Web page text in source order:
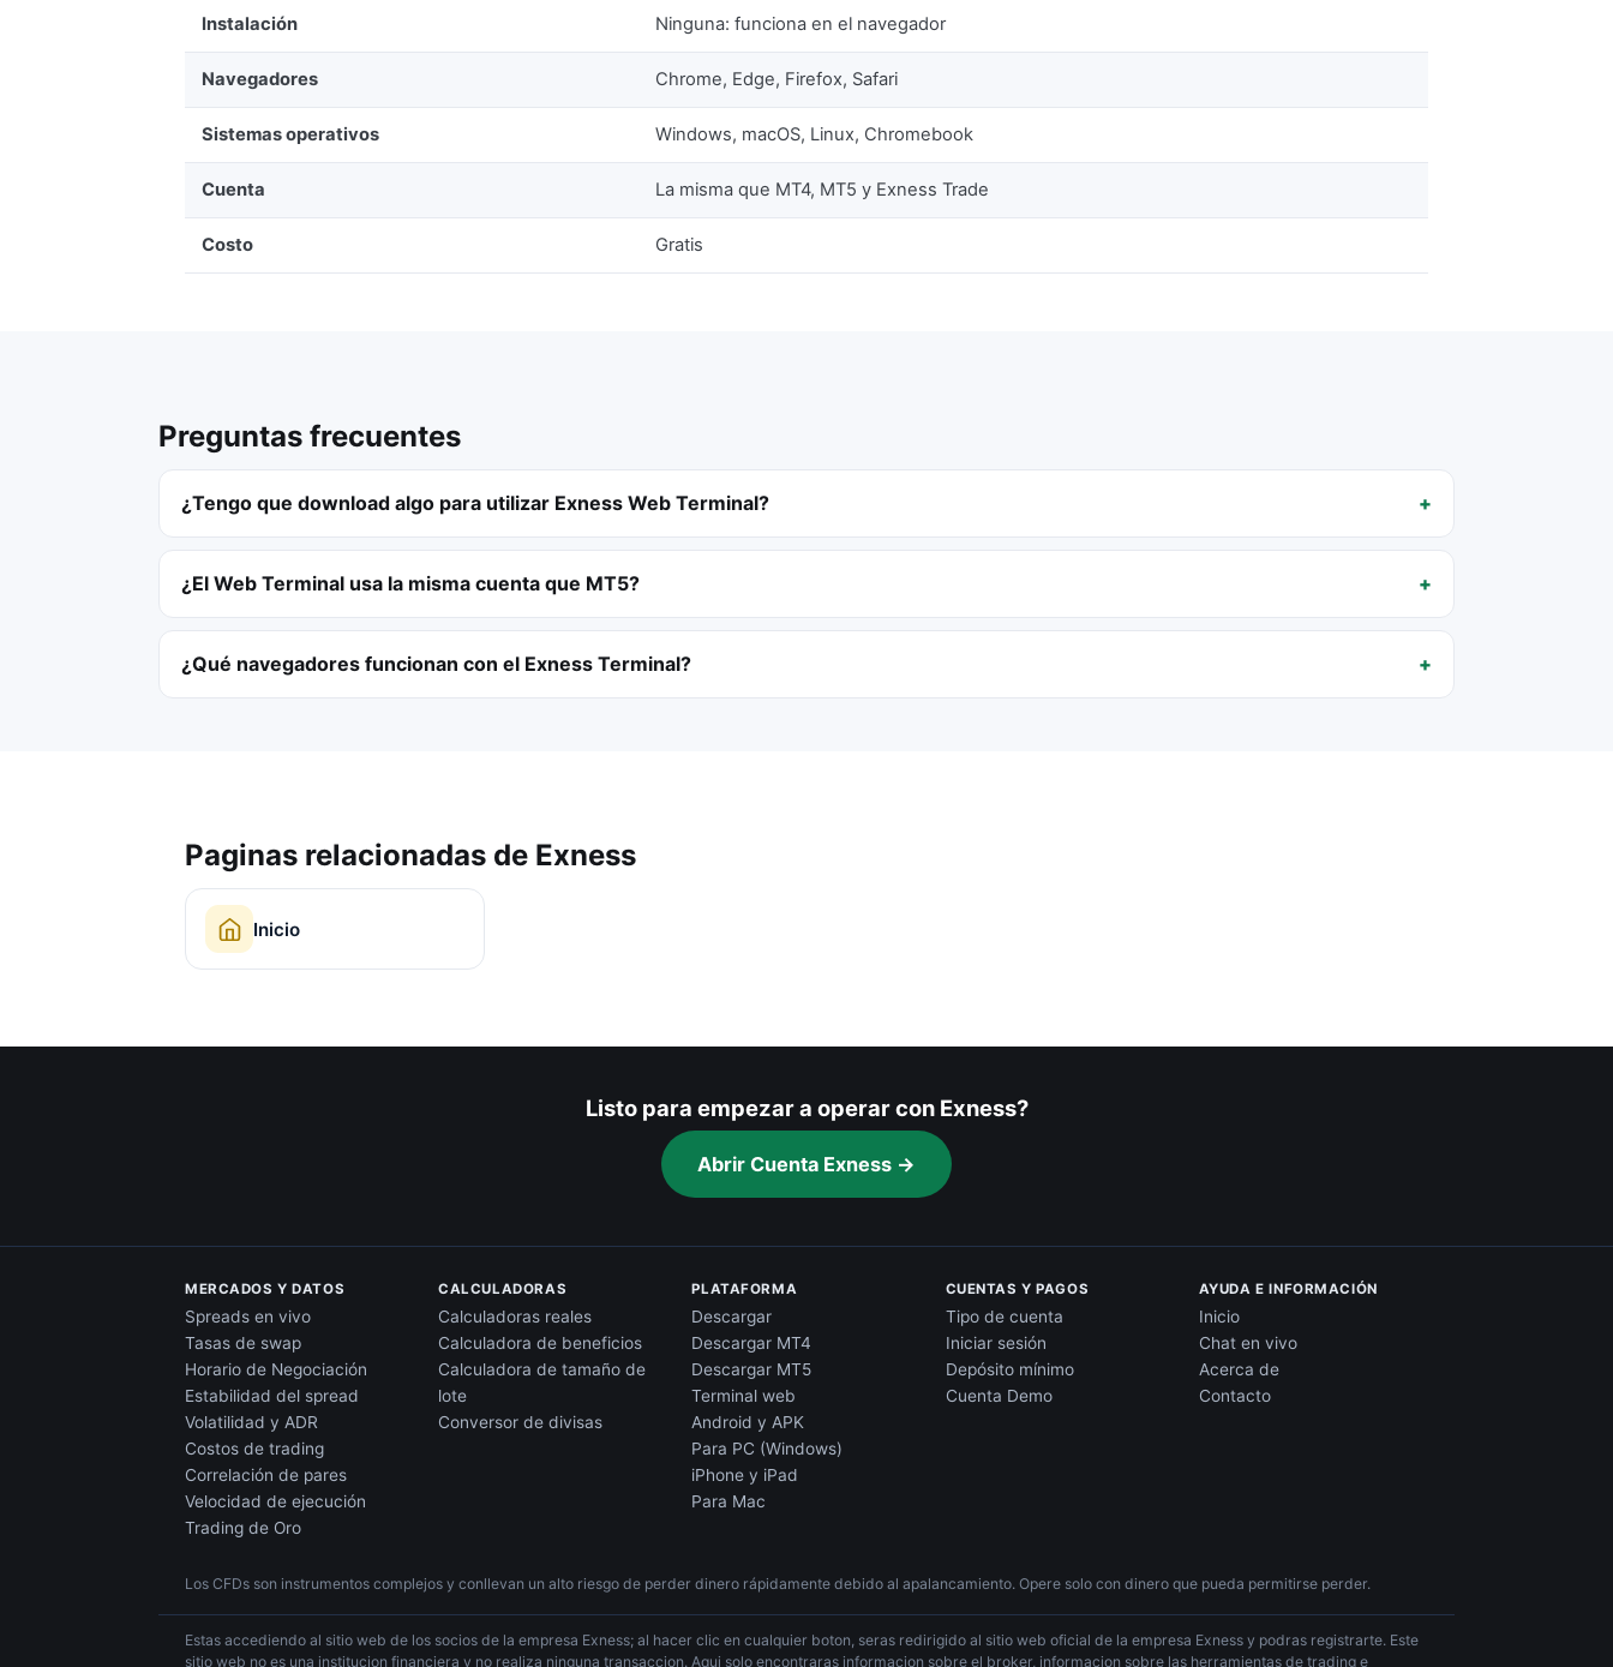
Instalación Ninguna: funciona en el navegador
Navegadores Chrome, Edge, Firefox, Safari
Sistemas operativos Windows, macOS, Linux, Chromebook
Cuenta La misma que MT4, MT5 y Exness Trade
Costo Gratis
Preguntas frecuentes
¿Tengo que download algo para utilizar Exness Web Terminal?
¿El Web Terminal usa la misma cuenta que MT5?
¿Qué navegadores funcionan con el Exness Terminal?
Paginas relacionadas de Exness
Inicio
Listo para empezar a operar con Exness?
Abrir Cuenta Exness →
MERCADOS Y DATOS
Spreads en vivo
Tasas de swap
Horario de Negociación
Estabilidad del spread
Volatilidad y ADR
Costos de trading
Correlación de pares
Velocidad de ejecución
Trading de Oro
CALCULADORAS
Calculadoras reales
Calculadora de beneficios
Calculadora de tamaño de
lote
Conversor de divisas
PLATAFORMA
Descargar
Descargar MT4
Descargar MT5
Terminal web
Android y APK
Para PC (Windows)
iPhone y iPad
Para Mac
CUENTAS Y PAGOS
Tipo de cuenta
Iniciar sesión
Depósito mínimo
Cuenta Demo
AYUDA E INFORMACIÓN
Inicio
Chat en vivo
Acerca de
Contacto
Los CFDs son instrumentos complejos y conllevan un alto riesgo de perder dinero rápidamente debido al apalancamiento. Opere solo con dinero que pueda permitirse perder.
Estas accediendo al sitio web de los socios de la empresa Exness; al hacer clic en cualquier boton, seras redirigido al sitio web oficial de la empresa Exness y podras registrarte. Este
sitio web no es una institucion financiera y no realiza ninguna transaccion. Aqui solo encontraras informacion sobre el broker, informacion sobre las herramientas de trading e